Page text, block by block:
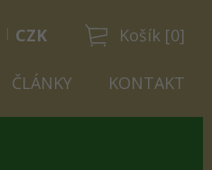
Košík [0]
CZK
ČLÁNKY KONTAKT